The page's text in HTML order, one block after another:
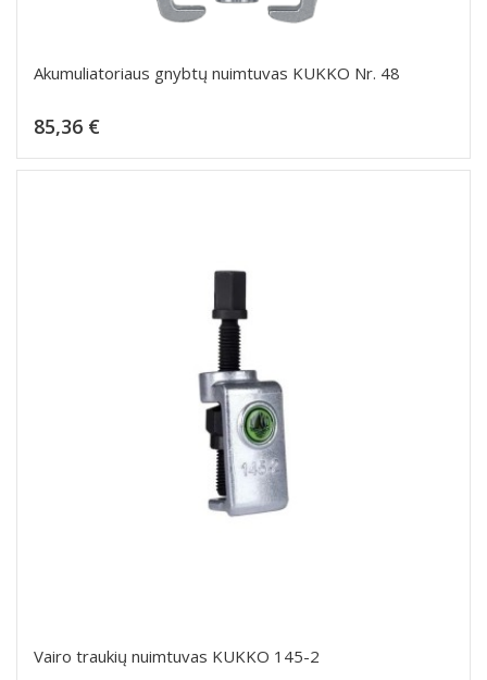
Akumuliatoriaus gnybtų nuimtuvas KUKKO Nr. 48
85,36 €
Vairo traukių nuimtuvas KUKKO 145-2